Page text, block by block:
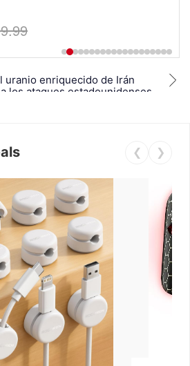
uranio enriquecido de Irán
los ataques estadounidenses
❮ ❯